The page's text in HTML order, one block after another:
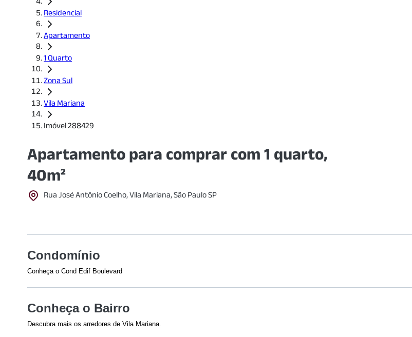
Residencial
Apartamento
1 Quarto
Zona Sul
Vila Mariana
Imóvel 288429
Apartamento para comprar com 1 quarto,
40m²
Rua José Antônio Coelho, Vila Mariana, São Paulo SP
Condomínio
Conheça o Cond Edif Boulevard
Conheça o Bairro
Descubra mais os arredores de Vila Mariana.